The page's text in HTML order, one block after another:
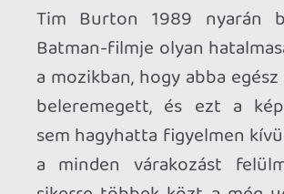
évének folytatása, ennek megfelelően
természetesen annak komor hangulatát
és sötét tónusát is átvette. Számtalan
remek történet foglalt helyet a Legends
of the Dark Knight ban (nem is véletlen,
hogy a különszámokkal együtt összesen
225 részt ért meg), ezek közül is az egyik
legjobb aPréda, amely a harmadik
összefüggő, folytatásos történet volt a